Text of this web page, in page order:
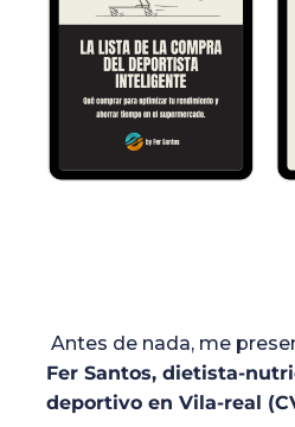
Antes de nada, me
Fer Santos, dietista-
deportivo en Vila-real